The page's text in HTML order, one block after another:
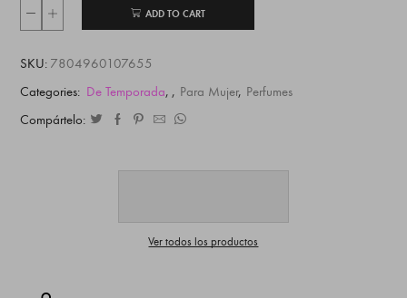
ADD TO CART
SKU: 7804960107655
Categories: De Temporada, , Para Mujer, Perfumes
Compártelo:
Ver todos los productos